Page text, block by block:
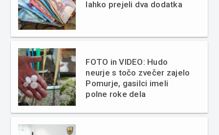
lahko prejeli dva dodatka
FOTO in VIDEO: Hudo
neurje s točo zvečer zajelo
Pomurje, gasilci imeli
polne roke dela